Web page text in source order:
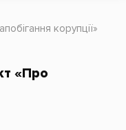
корупції»
«Про